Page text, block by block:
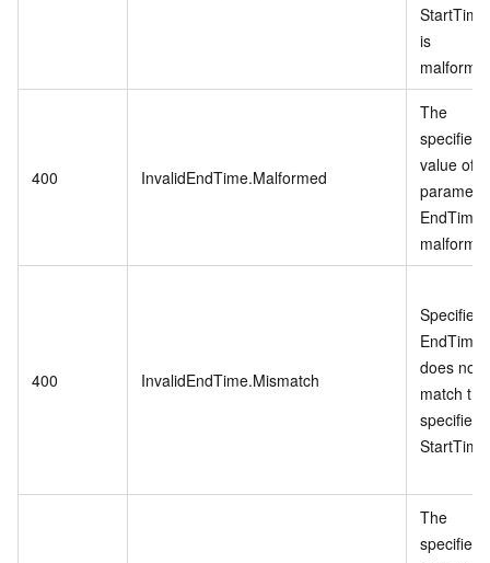
StartTime
is
400 InvalidEndTime.Malformed
The
specified
value of
EndTime
400 InvalidEndTime.Mismatch
Specified
EndTime
does not
match the
specified
The
specified